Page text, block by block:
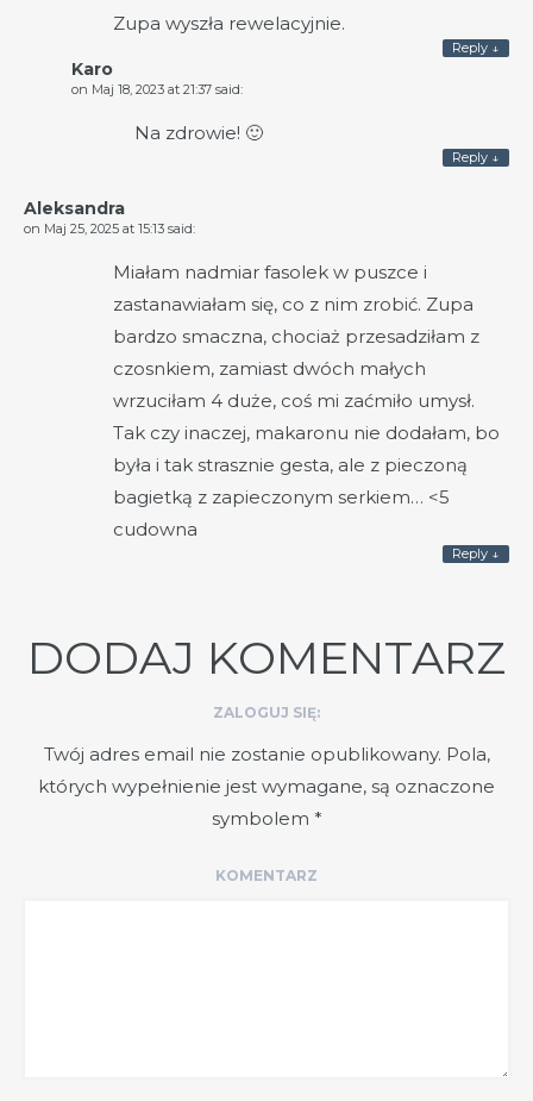
Zupa wyszła rewelacyjnie.
Reply ↓
Karo
on Maj 18, 2023 at 21:37 said:
Na zdrowie! 🙂
Reply ↓
Aleksandra
on Maj 25, 2025 at 15:13 said:
Miałam nadmiar fasolek w puszce i
zastanawiałam się, co z nim zrobić. Zupa
bardzo smaczna, chociaż przesadziłam z
czosnkiem, zamiast dwóch małych
wrzuciłam 4 duże, coś mi zaćmiło umysł.
Tak czy inaczej, makaronu nie dodałam, bo
była i tak strasznie gesta, ale z pieczoną
bagietką z zapieczonym serkiem… <5
cudowna
Reply ↓
DODAJ KOMENTARZ
ZALOGUJ SIĘ:
Twój adres email nie zostanie opublikowany. Pola,
których wypełnienie jest wymagane, są oznaczone
symbolem *
KOMENTARZ